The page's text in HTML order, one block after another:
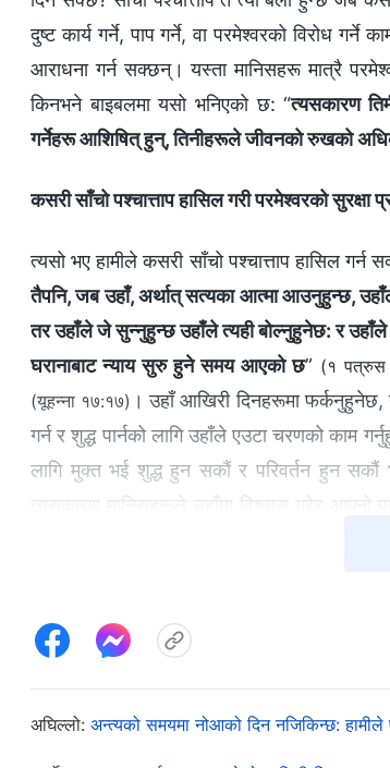
दुष्ट कार्य गर्ने, पाप गर्ने, वा परमेश्‍वरको विरोध
आराधना गर्न सक्छन्। यस्ता मानिसहरू मात्रै
किनभने बाइबलमा यसो भनिएको छ: “त्यसकारण
गर्नेहरू आशिषित् हुन्, तिनीहरूले जीवनको रुखको
कसरी साँचो पश्‍चात्ताप हासिल गरी परमेश्‍वरको सुरक्षा
त्यसो भए हामीले कसरी साँचो पश्‍चात्ताप हासिल गर्न
तैपनि, जब उहाँ, अर्थात् सत्यका आत्मा आउनुहुन्छ,
तर उहाँले जे सुन्‍नुहुन्‍छ उहाँले त्यही बोल्‍नुहुनेछ: र
घरानाबाट न्याय सुरु हुने समय आएको छ” (१ पत्रुस
(यूहन्‍ना १७:१७) । उहाँ आखिरी दिनहरूमा फर्कनुहुनेछ,
गर्न र शुद्ध पार्नको लागि उहाँले एउटा चरणको काम
लागि मुक्त भई शुद्ध हुन सकौं र परिवर्तन हुन सकौं
त्यसकारण मानिसहरूले उहाँमा विश्‍वास गरेर आफ्‍नो
पारिँदैनथियो। प्रभुको आखिरी दिनहरूको न्यायको
आखिरी दिनहरूमा ख्रीष्टले मानवलाई सिकाउन,
अघिल्लो: अन्त्यको समयमा नोआको दिन नजिकिन्छ: हामीले